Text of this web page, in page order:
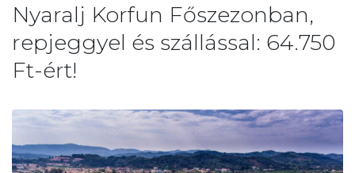
Nyaralj Korfun Főszezonban,
repjeggyel és szállással: 64.750
Ft-ért!